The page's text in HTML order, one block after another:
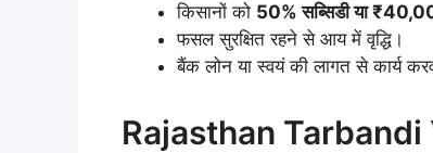
किसानों को 50% सब्सिडी या
फसल सुरक्षित रहने से आय में वृद्धि।
बैंक लोन या स्वयं की लागत से कार्य
Rajasthan